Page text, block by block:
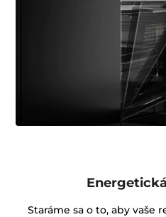
Staráme sa o to, aby vaše